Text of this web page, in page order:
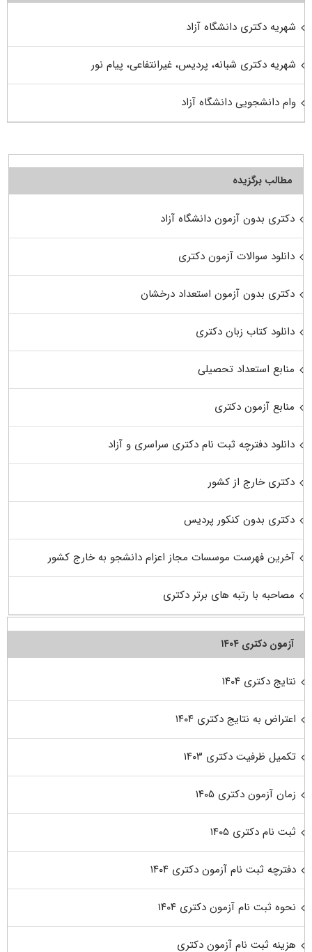
شهریه دکتری دانشگاه آزاد
شهریه دکتری شبانه، پردیس، غیرانتفاعی، پیام نور
وام دانشجویی دانشگاه آزاد
مطالب برگزیده
دکتری بدون آزمون دانشگاه آزاد
دانلود سوالات آزمون دکتری
دکتری بدون آزمون استعداد درخشان
دانلود کتاب زبان دکتری
منابع استعداد تحصیلی
منابع آزمون دکتری
دانلود دفترچه ثبت نام دکتری سراسری و آزاد
دکتری خارج از کشور
دکتری بدون کنکور پردیس
آخرین فهرست موسسات مجاز اعزام دانشجو به خارج کشور
مصاحبه با رتبه های برتر دکتری
آزمون دکتری ۱۴۰۴
نتایج دکتری ۱۴۰۴
اعتراض به نتایج دکتری ۱۴۰۴
تکمیل ظرفیت دکتری ۱۴۰۳
زمان آزمون دکتری ۱۴۰۵
ثبت نام دکتری ۱۴۰۵
دفترچه ثبت نام آزمون دکتری ۱۴۰۴
نحوه ثبت نام آزمون دکتری ۱۴۰۴
هزینه ثبت نام آزمون دکتری